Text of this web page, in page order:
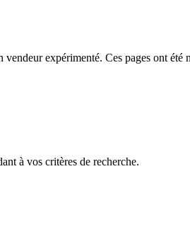
expérimenté. Ces pages ont
à vos critères de recherche.